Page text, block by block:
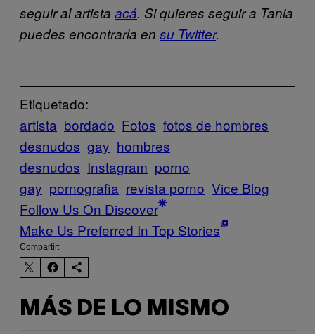
seguir al artista acá. Si quieres seguir a Tania
puedes encontrarla en su Twitter.
Etiquetado:
artista bordado Fotos fotos de hombres
desnudos gay hombres
desnudos Instagram porno
gay pornografia revista porno Vice Blog
Follow Us On Discover
Make Us Preferred In Top Stories
Compartir:
MÁS DE LO MISMO